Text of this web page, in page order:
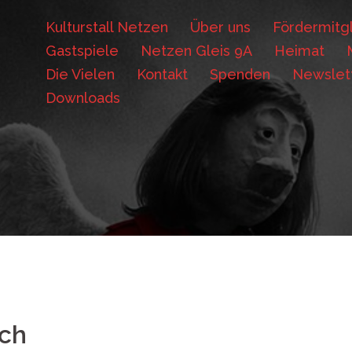
Kulturstall Netzen Über uns
Gastspiele
Netzen Gleis 9A Heimat
Die Vielen
Kontakt Spenden
Downloads